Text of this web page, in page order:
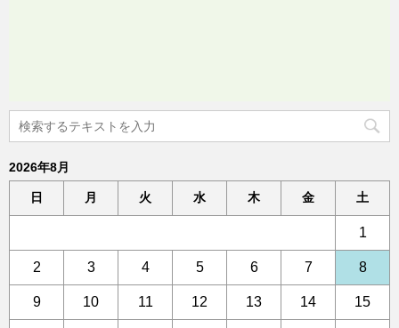
2026年8月
日 月 火 水 木 金 土
1
2 3 4 5 6 7 8
9 10 11 12 13 14 15